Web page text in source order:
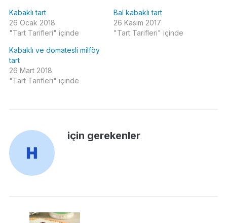
Kabaklı tart
26 Ocak 2018
"Tart Tarifleri" içinde
Bal kabaklı tart
26 Kasım 2017
"Tart Tarifleri" içinde
Kabaklı ve domatesli milföy
tart
26 Mart 2018
"Tart Tarifleri" içinde
için gerekenler